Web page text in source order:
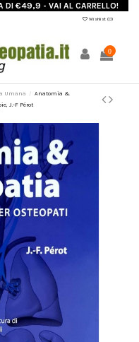
DI €49,9 - VAI AL CARRELLO!
Wishlist (0)
0
Umana
Anatomia &
J.-F Pérot